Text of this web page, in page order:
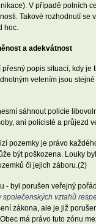
V případě polních
Takové rozhodnutí
hoc.
a adekvátnost
popis situací, kdy
velením jsou
sáhnout policie
ani policisté a průjezd
pozemky je právo
být poškozena. Louky
či jejich záboru.(2)
- byl porušen veřejný
společenských vztahů
zákona, ale je již
má právo tuto zónu